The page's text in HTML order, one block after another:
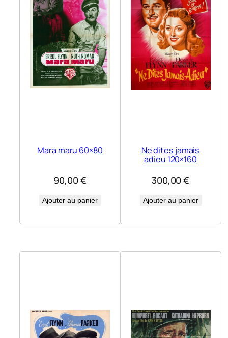
Mara maru 60×80
90,00 €
Ajouter au panier
Ne dites jamais
adieu 120×160
300,00€
Ajouter au panier